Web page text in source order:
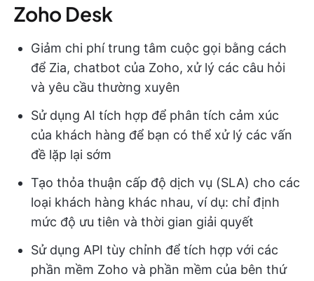
Zoho Desk
Giảm chi phí trung tâm cuộc gọi bằng cách
để Zia, chatbot của Zoho, xử lý các câu hỏi
và yêu cầu thường xuyên
Sử dụng AI tích hợp để phân tích cảm xúc
của khách hàng để bạn có thể xử lý các vấn
đề lặp lại sớm
Tạo thỏa thuận cấp độ dịch vụ (SLA) cho các
loại khách hàng khác nhau, ví dụ: chỉ định
mức độ ưu tiên và thời gian giải quyết
Sử dụng API tùy chỉnh để tích hợp với các
phần mềm Zoho và phần mềm của bên thứ